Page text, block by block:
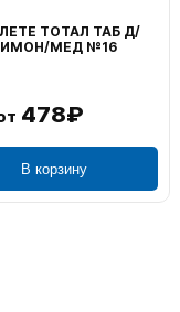
ТОТАЛ ТАБ Д/
МЕД №16
478₽
В корзину